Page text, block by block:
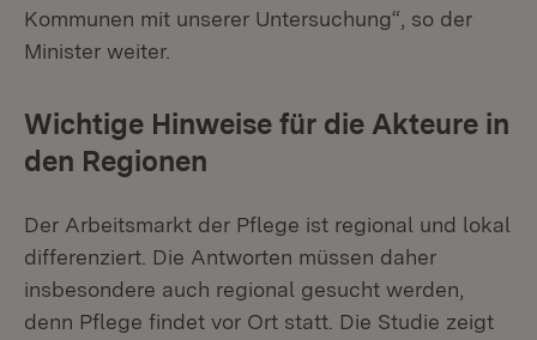
Kommunen mit unserer Untersuchung“, so der
Minister weiter.
Wichtige Hinweise für die Akteure in
den Regionen
Der Arbeitsmarkt der Pflege ist regional und lokal
differenziert. Die Antworten müssen daher
insbesondere auch regional gesucht werden,
denn Pflege findet vor Ort statt. Die Studie zeigt